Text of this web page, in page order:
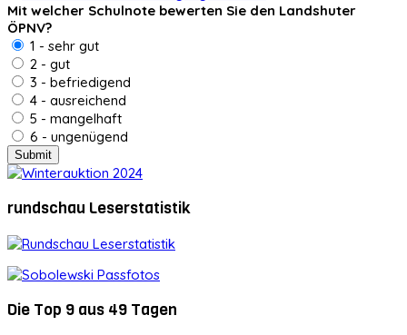
Mit welcher Schulnote bewerten Sie den Landshuter
ÖPNV?
1 - sehr gut
2 - gut
3 - befriedigend
4 - ausreichend
5 - mangelhaft
6 - ungenügend
rundschau Leserstatistik
Die Top 9 aus 49 Tagen